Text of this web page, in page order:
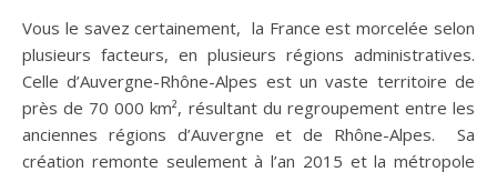
Vous le savez certainement, la France est morcelée selon
plusieurs facteurs, en plusieurs régions administratives.
Celle d’Auvergne-Rhône-Alpes est un vaste territoire de
près de 70 000 km², résultant du regroupement entre les
anciennes régions d’Auvergne et de Rhône-Alpes. Sa
création remonte seulement à l’an 2015 et la métropole